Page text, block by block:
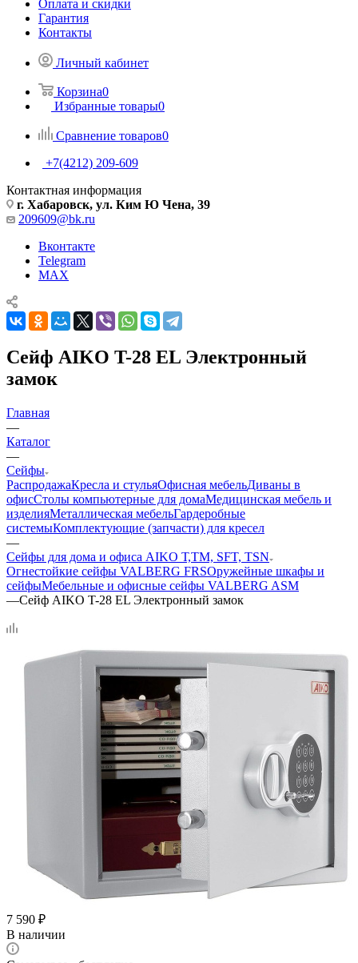
Оплата и скидки
Гарантия
Контакты
Личный кабинет
Корзина0
Избранные товары0
Сравнение товаров0
+7(4212) 209-609
Контактная информация
г. Хабаровск, ул. Ким Ю Чена, 39
209609@bk.ru
Вконтакте
Telegram
MAX
Сейф AIKO T-28 EL Электронный
замок
Главная
—
Каталог
—
Сейфы
РаспродажаКресла и стульяОфисная мебельДиваны в
офисСтолы компьютерные для домаМедицинская мебель и
изделияМеталлическая мебельГардеробные
системыКомплектующие (запчасти) для кресел
—
Сейфы для дома и офиса AIKO Т,TМ, SFT, TSN
Огнестойкие сейфы VALBERG FRSОружейные шкафы и
сейфыМебельные и офисные сейфы VALBERG ASM
—Сейф AIKO T-28 EL Электронный замок
7 590 ₽
В наличии